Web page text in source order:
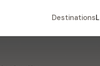
Destinations